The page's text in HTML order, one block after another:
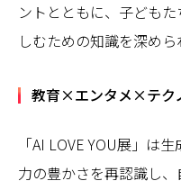
ントとともに、子ども
しむための知識を深めら
教育×エンタメ×テク
「AI LOVE YOU展」は
力の豊かさを再認識し